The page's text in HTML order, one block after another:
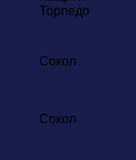
Торпедо
Сокол
Сокол